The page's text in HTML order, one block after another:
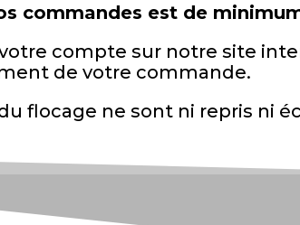
commandes est de
compte sur notre site
de votre commande.
flocage ne sont ni repris ni